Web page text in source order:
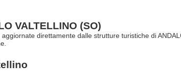
VALTELLINO (SO)
direttamente dalle strutture turistiche di